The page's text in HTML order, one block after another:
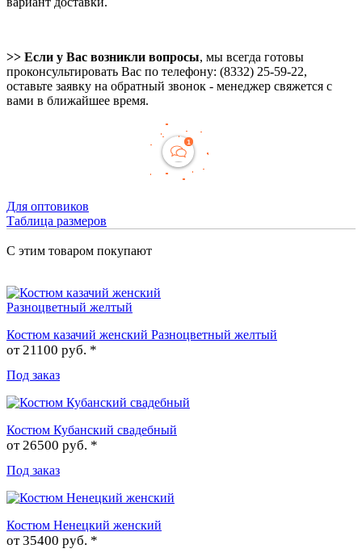
>> Если у Вас возникли вопросы, мы всегда готовы
проконсультировать Вас по телефону: (8332) 25-59-22,
оставьте заявку на обратный звонок - менеджер свяжется с
вами в ближайшее время.
Для оптовиков
Таблица размеров
С этим товаром покупают
Костюм казачий женский Разноцветный желтый
от 21100 руб. *
Под заказ
Костюм Кубанский свадебный
от 26500 руб. *
Под заказ
Костюм Ненецкий женский
от35400 руб. *